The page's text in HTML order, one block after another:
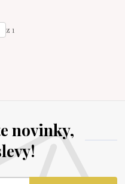
z 1
novinky,